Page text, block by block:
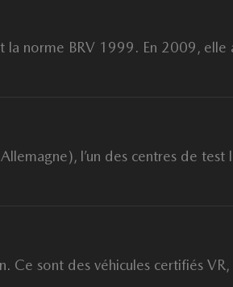
la norme BRV 1999. En 2009, elle
l’un des centres de
sont des véhicules certifiés